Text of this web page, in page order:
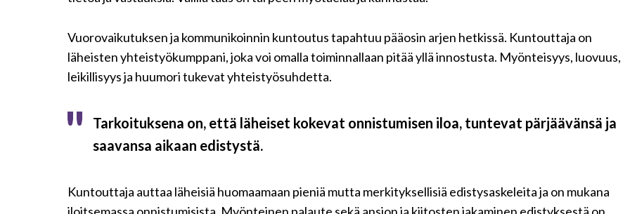
Vuorovaikutuksen ja kommunikoinnin kuntoutus tapahtuu pääosin arjen hetkissä. Kuntouttaja on
läheisten yhteistyökumppani, joka voi omalla toiminnallaan pitää yllä innostusta. Myönteisyys, luovuus,
leikillisyys ja huumori tukevat yhteistyösuhdetta.
Tarkoituksena on, että läheiset kokevat onnistumisen iloa, tuntevat pärjäävänsä ja
saavansa aikaan edistystä.
Kuntouttaja auttaa läheisiä huomaamaan pieniä mutta merkityksellisiä edistysaskeleita ja on mukana